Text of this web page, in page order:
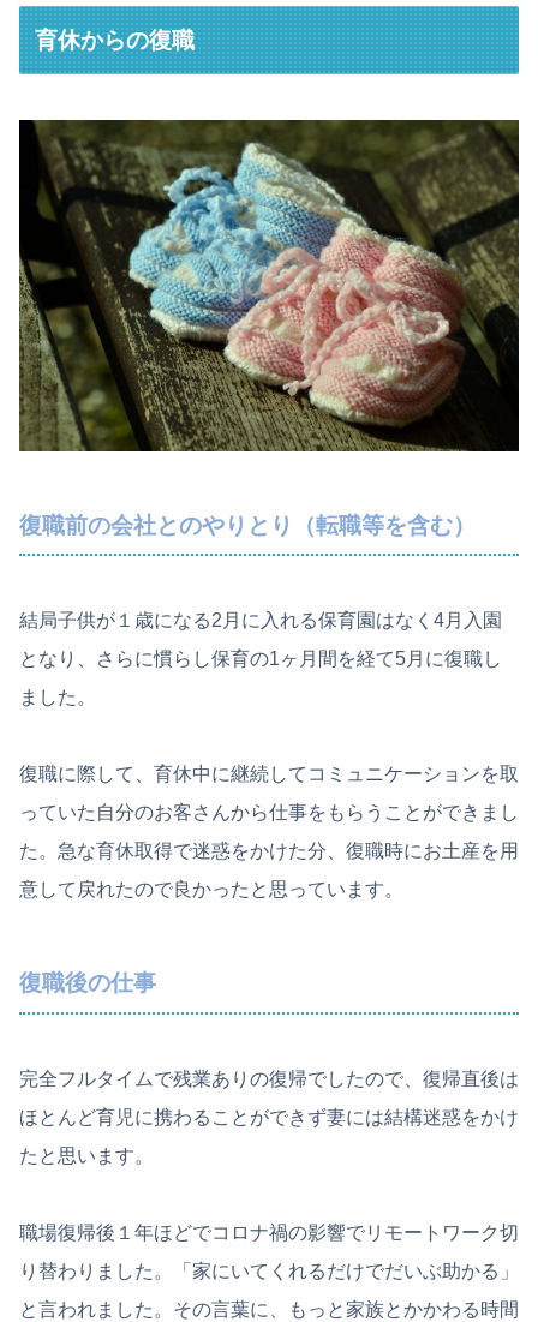
育休からの復職
復職前の会社とのやりとり（転職等を含む）
結局子供が１歳になる2月に入れる保育園はなく4月入園
となり、さらに慣らし保育の1ヶ月間を経て5月に復職し
ました。
復職に際して、育休中に継続してコミュニケーションを取
っていた自分のお客さんから仕事をもらうことができまし
た。急な育休取得で迷惑をかけた分、復職時にお土産を用
意して戻れたので良かったと思っています。
復職後の仕事
完全フルタイムで残業ありの復帰でしたので、復帰直後は
ほとんど育児に携わることができず妻には結構迷惑をかけ
たと思います。
職場復帰後１年ほどでコロナ禍の影響でリモートワーク切
り替わりました。「家にいてくれるだけでだいぶ助かる」
と言われました。その言葉に、もっと家族とかかわる時間